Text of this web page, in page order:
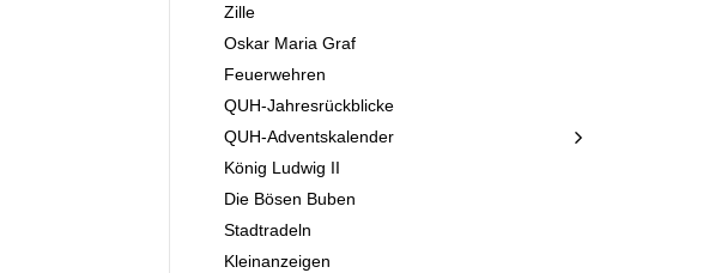
Zille
Oskar Maria Graf
Feuerwehren
QUH-Jahresrückblicke
QUH-Adventskalender
König Ludwig II
Die Bösen Buben
Stadtradeln
Kleinanzeigen